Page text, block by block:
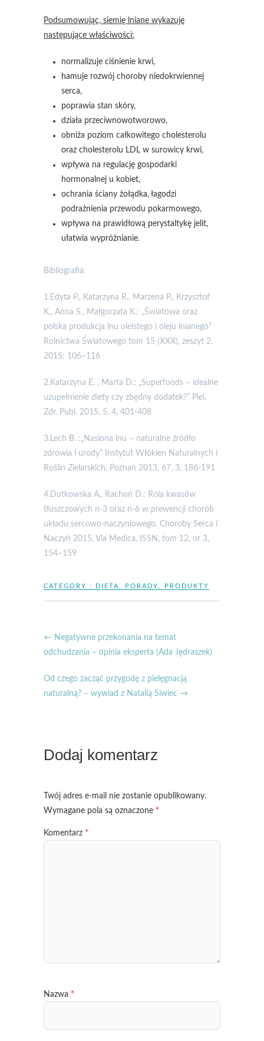
Podsumowując, siemię lniane wykazuje
następujące właściwości:
normalizuje ciśnienie krwi,
hamuje rozwój choroby niedokrwiennej
serca,
poprawia stan skóry,
działa przeciwnowotworowo,
obniża poziom całkowitego cholesterolu
oraz cholesterolu LDL w surowicy krwi,
wpływa na regulację gospodarki
hormonalnej u kobiet,
ochrania ściany żołądka, łagodzi
podrażnienia przewodu pokarmowego,
wpływa na prawidłową perystaltykę jelit,
ułatwia wypróżnianie.
Bibliografia:
1.Edyta P., Katarzyna R., Marzena P., Krzysztof
K., Anna S., Małgorzata K.: „Światowa oraz
polska produkcja lnu oleistego i oleju lnianego”
Rolnictwa Światowego tom 15 (XXX), zeszyt 2,
2015: 106–116
2.Katarzyna E. , Marta D.: „Superfoods – idealne
uzupełnienie diety czy zbędny dodatek?” Piel.
Zdr. Publ. 2015, 5, 4, 401-408
3.Lech B. :„Nasiona lnu – naturalne źródło
zdrowia i urody” Instytut Włókien Naturalnych i
Roślin Zielarskich, Poznań 2013, 67, 3, 186-191
4.Dutkowska A., Rachoń D.: Rola kwasów
tłuszczowych n-3 oraz n-6 w prewencji chorób
układu sercowo-naczyniowego. Choroby Serca i
Naczyń 2015, Via Medica, ISSN, tom 12, nr 3,
154–159
CATEGORY : DIETA PORADY PRODUKTY
← Negatywne przekonania na temat
odchudzania – opinia eksperta (Ada Jędraszek)
Od czego zacząć przygodę z pielęgnacją
naturalną? – wywiad z Natalią Siwiec →
Dodaj komentarz
Twój adres e-mail nie zostanie opublikowany.
Wymagane pola są oznaczone *
Komentarz *
Nazwa *